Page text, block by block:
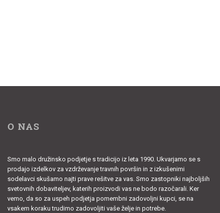
O NAS
Smo malo družinsko podjetje s tradicijo iz leta 1990. Ukvarjamo se s
prodajo izdelkov za vzdrževanje travnih površin in z izkušenimi
sodelavci skušamo najti prave rešitve za vas. Smo zastopniki najboljših
svetovnih dobaviteljev, katerih proizvodi vas ne bodo razočarali. Ker
vemo, da so za uspeh podjetja pomembni zadovoljni kupci, se na
vsakem koraku trudimo zadovoljiti vaše želje in potrebe.